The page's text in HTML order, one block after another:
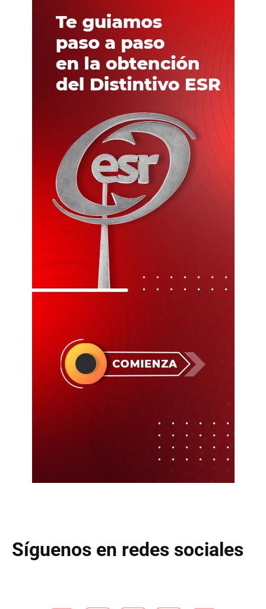
Síguenos en redes sociales